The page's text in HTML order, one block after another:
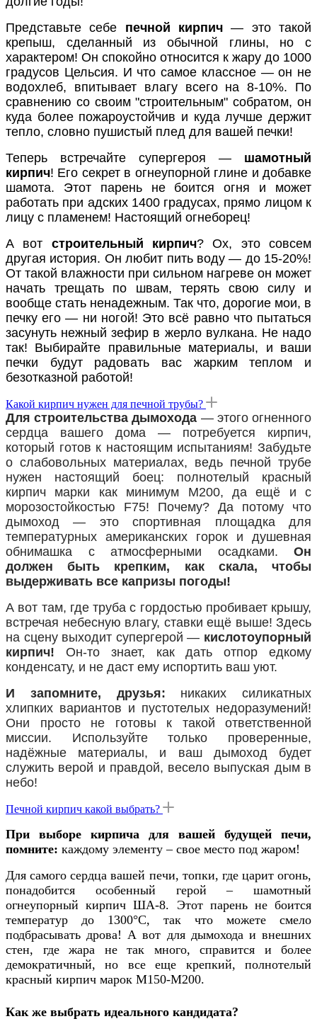
Представьте себе печной кирпич — это такой
крепыш, сделанный из обычной глины, но с
характером! Он спокойно относится к жару до 1000
градусов Цельсия. И что самое классное — он не
водохлеб, впитывает влагу всего на 8-10%. По
сравнению со своим "строительным" собратом, он
куда более пожароустойчив и куда лучше держит
тепло, словно пушистый плед для вашей печки!
Теперь встречайте супергероя — шамотный
кирпич! Его секрет в огнеупорной глине и добавке
шамота. Этот парень не боится огня и может
работать при адских 1400 градусах, прямо лицом к
лицу с пламенем! Настоящий огнеборец!
А вот строительный кирпич? Ох, это совсем
другая история. Он любит пить воду — до 15-20%!
От такой влажности при сильном нагреве он может
начать трещать по швам, терять свою силу и
вообще стать ненадежным. Так что, дорогие мои, в
печку его — ни ногой! Это всё равно что пытаться
засунуть нежный зефир в жерло вулкана. Не надо
так! Выбирайте правильные материалы, и ваши
печки будут радовать вас жарким теплом и
безотказной работой!
Какой кирпич нужен для печной трубы?
Для строительства дымохода — этого огненного
сердца вашего дома — потребуется кирпич,
который готов к настоящим испытаниям! Забудьте
о слабовольных материалах, ведь печной трубе
нужен настоящий боец: полнотелый красный
кирпич марки как минимум М200, да ещё и с
морозостойкостью F75! Почему? Да потому что
дымоход — это спортивная площадка для
температурных американских горок и душевная
обнимашка с атмосферными осадками. Он
должен быть крепким, как скала, чтобы
выдерживать все капризы погоды!
А вот там, где труба с гордостью пробивает крышу,
встречая небесную влагу, ставки ещё выше! Здесь
на сцену выходит супергерой — кислотоупорный
кирпич! Он-то знает, как дать отпор едкому
конденсату, и не даст ему испортить ваш уют.
И запомните, друзья: никаких силикатных
хлипких вариантов и пустотелых недоразумений!
Они просто не готовы к такой ответственной
миссии. Используйте только проверенные,
надёжные материалы, и ваш дымоход будет
служить верой и правдой, весело выпуская дым в
небо!
Печной кирпич какой выбрать?
При выборе кирпича для вашей будущей печи,
помните: каждому элементу – свое место под жаром!
Для самого сердца вашей печи, топки, где царит огонь,
понадобится особенный герой – шамотный
огнеупорный кирпич ША-8. Этот парень не боится
температур до 1300°C, так что можете смело
подбрасывать дрова! А вот для дымохода и внешних
стен, где жара не так много, справится и более
демократичный, но все еще крепкий, полнотелый
красный кирпич марок М150-М200.
Как же выбрать идеального кандидата?